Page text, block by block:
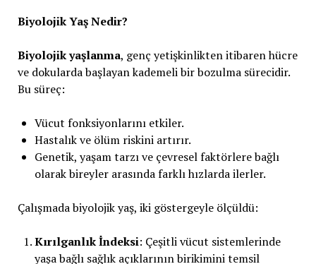
Biyolojik Yaş Nedir?
Biyolojik yaşlanma, genç yetişkinlikten itibaren hücre
ve dokularda başlayan kademeli bir bozulma sürecidir.
Bu süreç:
Vücut fonksiyonlarını etkiler.
Hastalık ve ölüm riskini artırır.
Genetik, yaşam tarzı ve çevresel faktörlere bağlı
olarak bireyler arasında farklı hızlarda ilerler.
Çalışmada biyolojik yaş, iki göstergeyle ölçüldü:
Kırılganlık İndeksi: Çeşitli vücut sistemlerinde
yaşa bağlı sağlık açıklarının birikimini temsil